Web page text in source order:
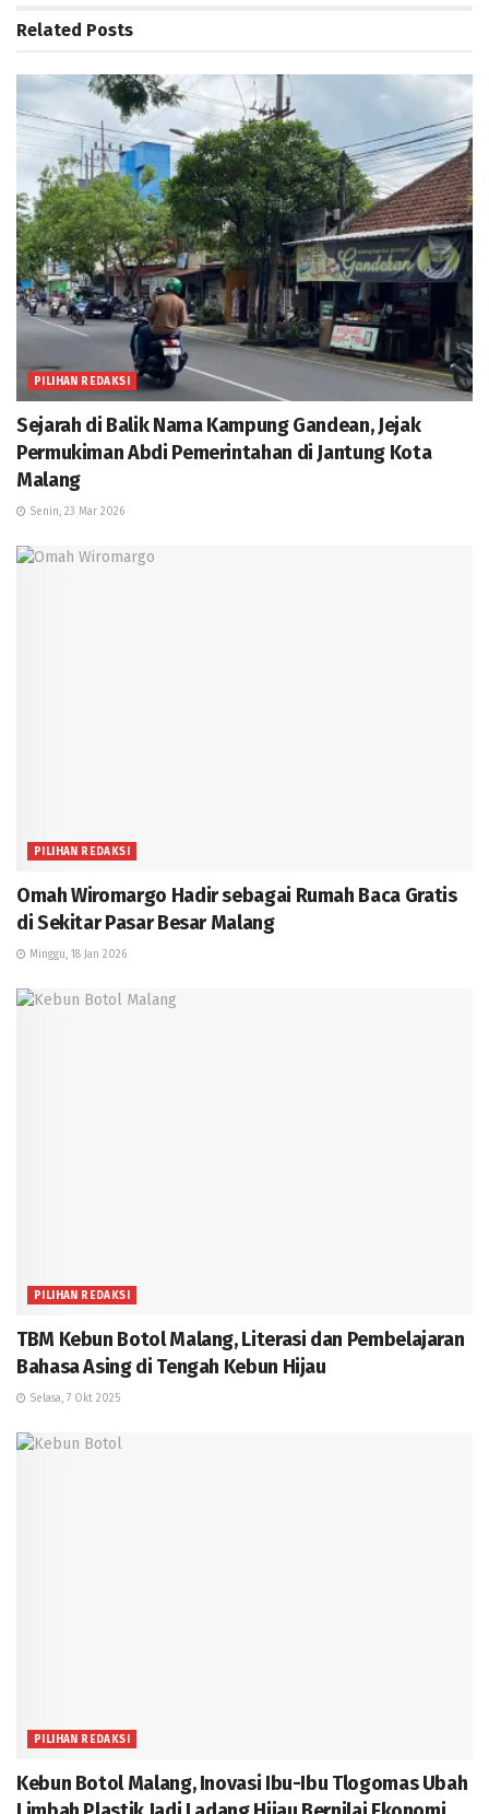
Related Posts
PILIHAN REDAKSI
Sejarah di Balik Nama Kampung Gandean, Jejak
Permukiman Abdi Pemerintahan di Jantung Kota
Malang
Senin, 23 Mar 2026
PILIHAN REDAKSI
Omah Wiromargo Hadir sebagai Rumah Baca Gratis
di Sekitar Pasar Besar Malang
Minggu, 18 Jan 2026
PILIHAN REDAKSI
TBM Kebun Botol Malang, Literasi dan Pembelajaran
Bahasa Asing di Tengah Kebun Hijau
Selasa, 7 Okt 2025
PILIHAN REDAKSI
Kebun Botol Malang, Inovasi Ibu-Ibu Tlogomas Ubah